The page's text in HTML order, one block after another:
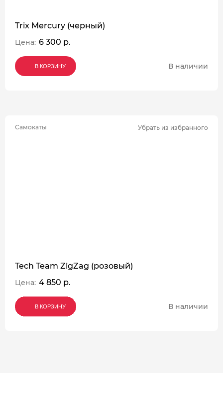
Trix Mercury (черный)
Цена: 6 300 р.
В КОРЗИНУ
В КОРЗИНУ
В КОРЗИНУ В наличии
Самокаты Убрать из избранного
Tech Team ZigZag (розовый)
Цена: 4 850 р.
В КОРЗИНУ
В КОРЗИНУ
В КОРЗИНУ В наличии